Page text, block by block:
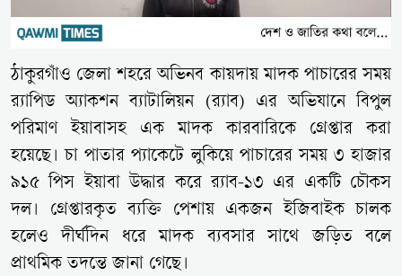
ঠাকুরগাঁও জেলা শহরে অভিনব কায়দায় মাদক পাচারের সময়
র‍্যাপিড অ্যাকশন ব্যাটালিয়ন (র‍্যাব) এর অভিযানে বিপুল
পরিমাণ ইয়াবাসহ এক মাদক কারবারিকে গ্রেপ্তার করা
হয়েছে। চা পাতার প্যাকেটে লুকিয়ে পাচারের সময় ৩ হাজার
৯১৫ পিস ইয়াবা উদ্ধার করে র‍্যাব-১৩ এর একটি চৌকস
দল। গ্রেপ্তারকৃত ব্যক্তি পেশায় একজন ইজিবাইক চালক
হলেও দীর্ঘদিন ধরে মাদক ব্যবসার সাথে জড়িত বলে
প্রাথমিক তদন্তে জানা গেছে।